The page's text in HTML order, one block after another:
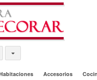
Accesorios